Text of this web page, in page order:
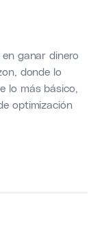
ganar dinero
donde lo
lo más básico,
optimización